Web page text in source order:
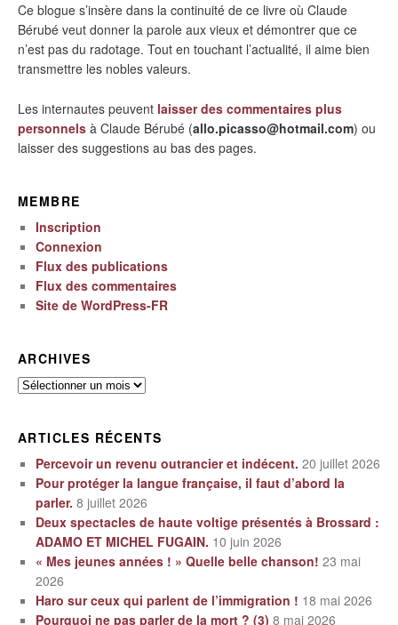
Ce blogue s’insère dans la continuité de ce livre où Claude
Bérubé veut donner la parole aux vieux et démontrer que ce
n’est pas du radotage. Tout en touchant l’actualité, il aime bien
transmettre les nobles valeurs.
Les internautes peuvent laisser des commentaires plus
personnels à Claude Bérubé (allo.picasso@hotmail.com) ou
laisser des suggestions au bas des pages.
MEMBRE
Inscription
Connexion
Flux des publications
Flux des commentaires
Site de WordPress-FR
ARCHIVES
Archives
ARTICLES RÉCENTS
Percevoir un revenu outrancier et indécent. 20 juillet 2026
Pour protéger la langue française, il faut d’abord la
parler. 8 juillet 2026
Deux spectacles de haute voltige présentés à Brossard :
ADAMO ET MICHEL FUGAIN. 10 juin 2026
« Mes jeunes années ! » Quelle belle chanson! 23 mai
2026
Haro sur ceux qui parlent de l’immigration ! 18 mai 2026
Pourquoi ne pas parler de la mort ? (3) 8 mai 2026